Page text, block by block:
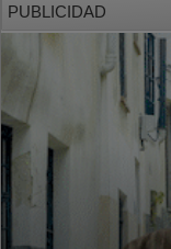
PUBLICIDAD